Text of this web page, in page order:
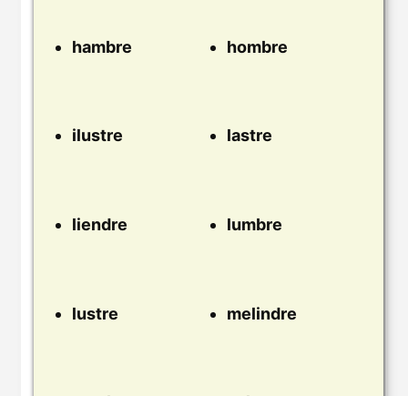
hambre hombre
ilustre lastre
liendre lumbre
lustre melindre